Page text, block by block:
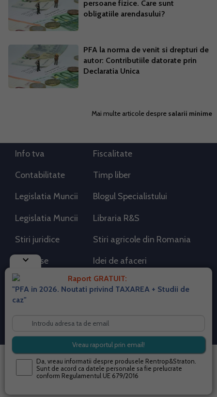
persoane fizice. Care sunt
obligatiile arendasului?
PFA la norma de venit si drepturi de
autor: Contributiile datorate prin
Declaratia Unica
Mai multe articole despre salarii minime
keyboard_arrow_down
Raport GRATUIT:
"PFA in 2026. Noutati privind TAXAREA + Studii de
caz"
Da, vreau informatii despre produsele Rentrop&Straton.
Sunt de acord ca datele personale sa fie prelucrate
conform Regulamentul UE 679/2016
Info tva Fiscalitate
Contabilitate Timp liber
Legislatia Muncii Blogul Specialistului
Legislatia Muncii Libraria R&S
Stiri juridice Stiri agricole din Romania
AdSense Idei de afaceri
RSS Flux RSS 2.0
Despre cookies
Termeni si conditii
Contact
© 2026 portalpfa.ro. Toate drepturile rezervate.